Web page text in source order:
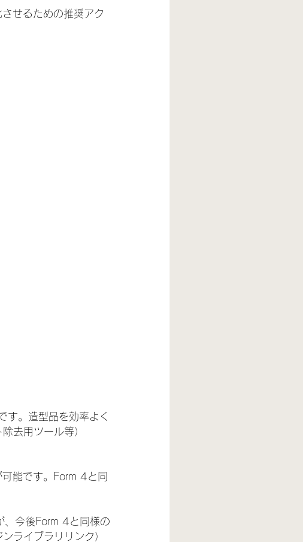
せるための推奨アク
す。造型品を効率よく
去用ツール等）
能です。Form 4と同
今後Form 4と同様の
ライブラリリンク）